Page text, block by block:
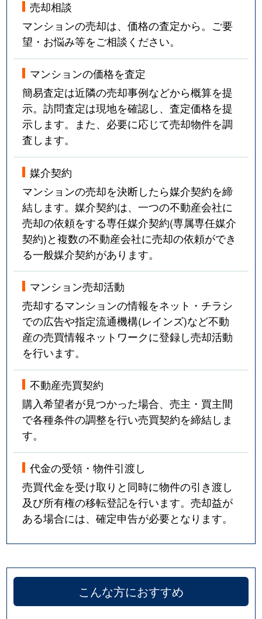
売却相談
マンションの売却は、価格の査定から。ご要
望・お悩み等をご相談ください。
マンションの価格を査定
簡易査定は近隣の売却事例などから概算を提
示。訪問査定は現地を確認し、査定価格を提
示します。また、必要に応じて売却物件を調
査します。
媒介契約
マンションの売却を決断したら媒介契約を締
結します。媒介契約は、一つの不動産会社に
売却の依頼をする専任媒介契約(専属専任媒介
契約)と複数の不動産会社に売却の依頼ができ
る一般媒介契約があります。
マンション売却活動
売却するマンションの情報をネット・チラシ
での広告や指定流通機構(レインズ)など不動
産の売買情報ネットワークに登録し売却活動
を行います。
不動産売買契約
購入希望者が見つかった場合、売主・買主間
で各種条件の調整を行い売買契約を締結しま
す。
代金の受領・物件引渡し
売買代金を受け取りと同時に物件の引き渡し
及び所有権の移転登記を行います。売却益が
ある場合には、確定申告が必要となります。
こんな方におすすめ